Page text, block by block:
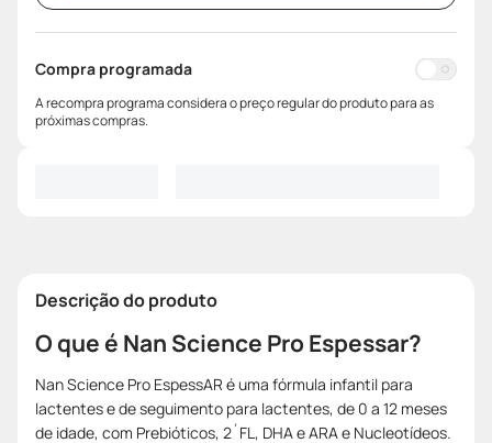
Compra programada
A recompra programa considera o preço regular do produto para as
próximas compras.
Descrição do produto
O que é Nan Science Pro Espessar?
Nan Science Pro EspessAR é uma fórmula infantil para
lactentes e de seguimento para lactentes, de 0 a 12 meses
de idade, com Prebióticos, 2´FL, DHA e ARA e Nucleotídeos.